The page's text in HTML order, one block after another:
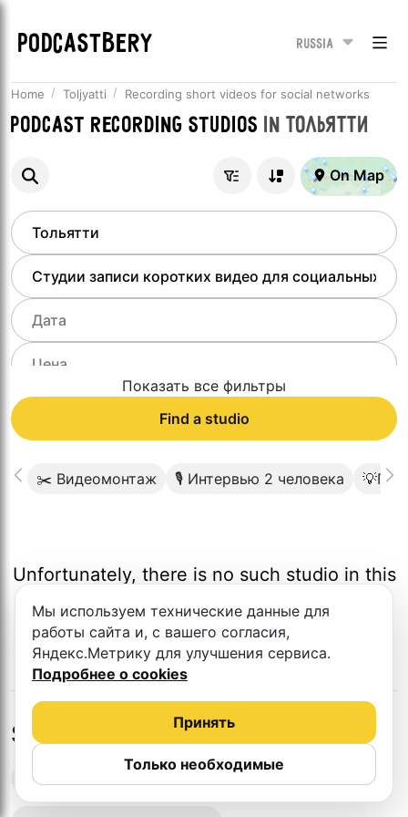
PODCASTBERY Russia
Home Toljyatti Recording short videos for social networks
Podcast recording studios inТольятти
On Map
Показать все фильтры
Find a studio
✂️ Видеомонтаж 🎙 Интервью 2 человека
Unfortunately, there is no such studio in this
Studios in nearby cities
Podcast recording studios
Мы используем технические данные для
работы сайта и, с вашего согласия,
Яндекс.Метрику для улучшения сервиса.
Подробнее о cookies
Только необходимые
Принять